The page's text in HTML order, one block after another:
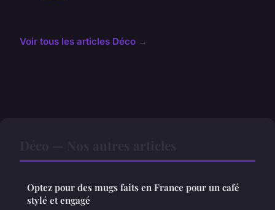
Voir tous les articles Déco →
Optez pour des mugs faits en France pour un café
stylé et engagé